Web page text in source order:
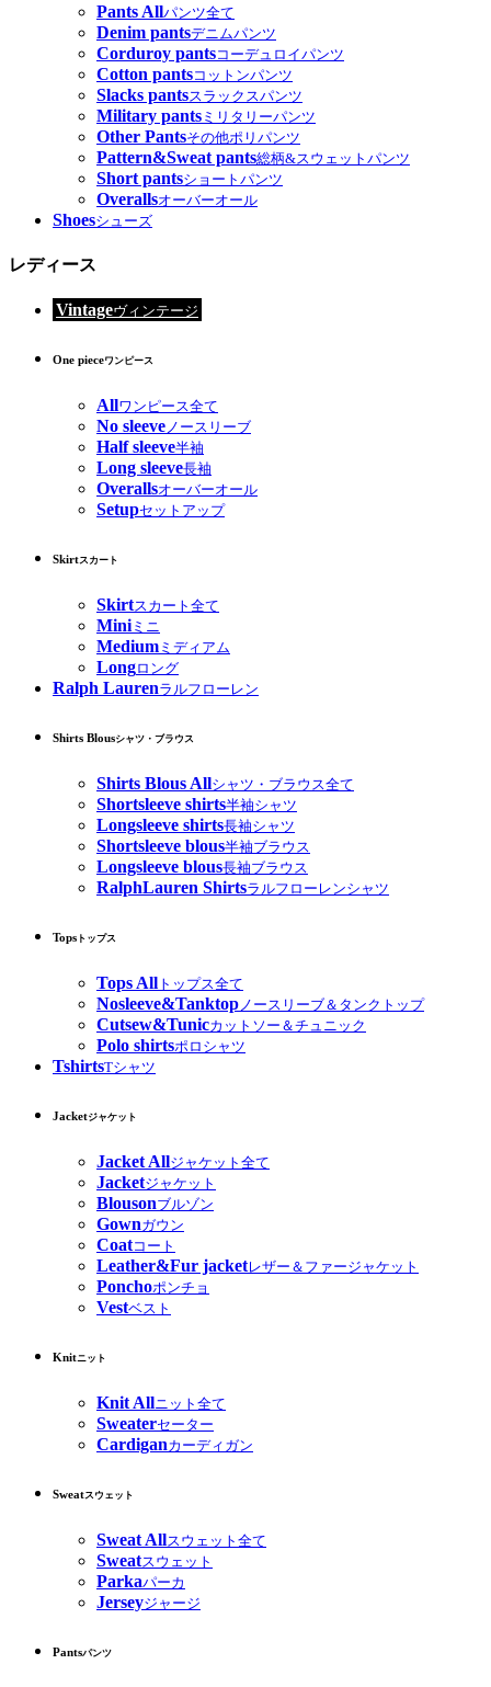
Pants Allパンツ全て
Denim pantsデニムパンツ
Corduroy pantsコーデュロイパンツ
Cotton pantsコットンパンツ
Slacks pantsスラックスパンツ
Military pants ミリタリーパンツ
Other Pantsその他ポリパンツ
Pattern&Sweat pants総柄&スウェットパンツ
Short pantsショートパンツ
Overallsオーバーオール
Shoesシューズ
レディース
Vintageヴィンテージ
One pieceワンピース
Allワンピース全て
No sleeveノースリーブ
Half sleeve半袖
Long sleeve長袖
Overallsオーバーオール
Setupセットアップ
Skirtスカート
Skirtスカート全て
Miniミニ
Medium ミディアム
Longロング
Ralph Laurenラルフローレン
Shirts Blousシャツ・ブラウス
Shirts Blous Allシャツ・ブラウス全て
Shortsleeve shirts半袖シャツ
Longsleeve shirts長袖シャツ
Shortsleeve blous半袖ブラウス
Longsleeve blous長袖ブラウス
RalphLauren Shirtsラルフローレンシャツ
Tops トップス
Tops All トップス全て
Nosleeve&Tanktop ノースリーブ＆タンクトップ
Cutsew&Tunicカットソー＆チュニック
Polo shirtsポロシャツ
TshirtsTシャツ
Jacketジャケット
Jacket Allジャケット全て
Jacketジャケット
Blousonブルゾン
Gownガウン
Coatコート
Leather&Fur jacketレザー＆ファージャケット
Ponchoポンチョ
Vestベスト
Knitニット
Knit Allニット全て
Sweaterセーター
Cardiganカーディガン
Sweatスウェット
Sweat Allスウェット全て
Sweatスウェット
Parkaパーカ
Jerseyジャージ
Pantsパンツ